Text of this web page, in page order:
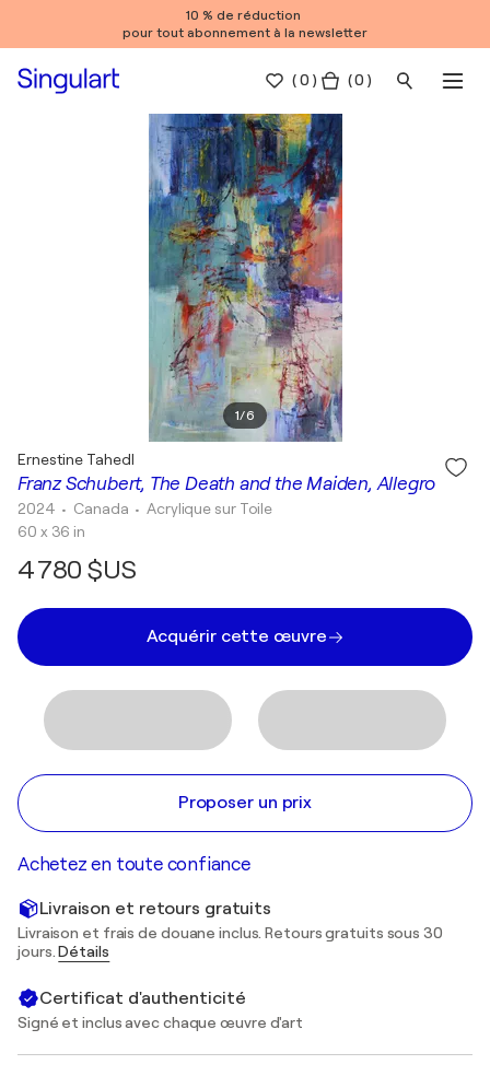
10 % de réduction
pour tout abonnement à la newsletter
(0 ) ( 0 )
1/6
Franz Schubert, The Death and the Maiden, Allegro
Ernestine Tahedl
2024 • Canada •Acrylique sur Toile
60 x 36 in
4 780 $US
Acquérir cette œuvre
Proposer un prix
Achetez en toute confiance
Livraison et retours gratuits
Livraison et frais de douane inclus. Retours gratuits sous 30
jours.Détails
Certificat d'authenticité
Signé et inclus avec chaque œuvre d'art